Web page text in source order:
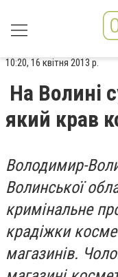
10:20, 16 квітня 2013 р.
На Волині
який крав
Володимир-
Волинської
кримінальне
крадіжки
магазинів.